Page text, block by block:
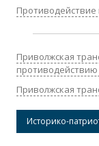
Противодействие
Приволжская
Приволжская
Историко-